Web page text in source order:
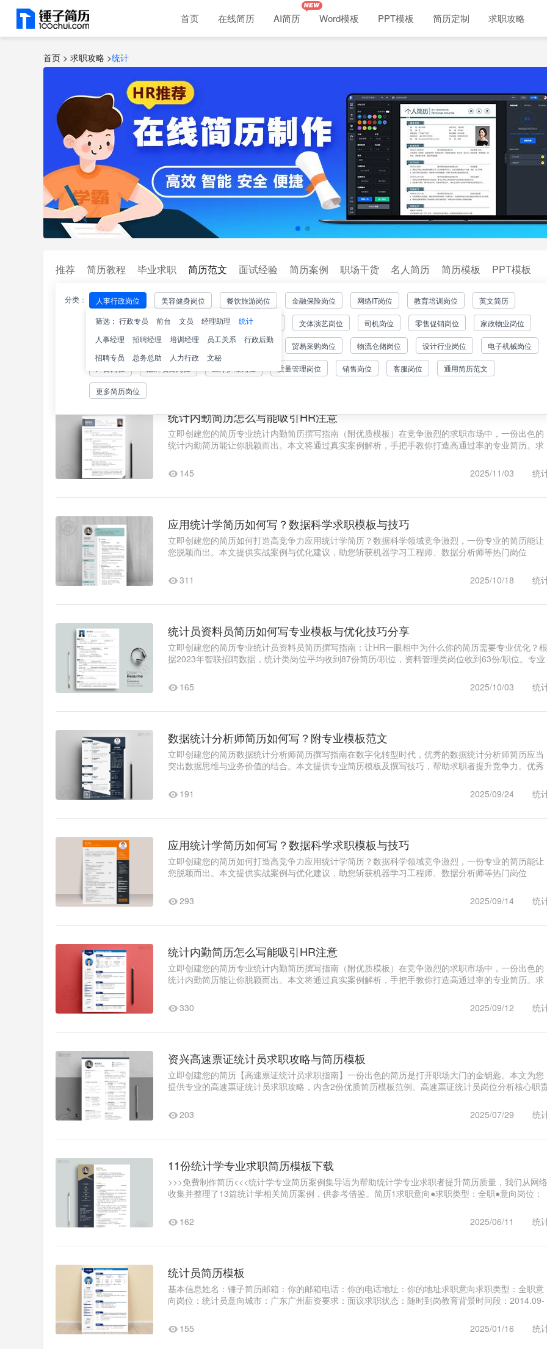
首页 在线简历 AI简历 Word模板 PPT模板 简历定制 求职攻略
首页 > 求职攻略 >统计
推荐 简历教程 毕业求职 简历范文
分类：
人事行政岗位
筛选： 行政专员 前台 文员 经理助理
统计
人事经理
招聘经理 培训经理 员工关系
行政后勤
招聘专员
总务总助 人力行政 文秘
美容健身岗位 餐饮旅游岗位 金融保险岗位 网络IT岗位 教育培训岗位 英文简历
普工技工岗位 市场营销岗位 房地产建筑岗位 文体演艺岗位 司机岗位 零售促销岗位 家政物业岗位
出版传播岗位 财务审计岗位 法律咨询岗位 贸易采购岗位 物流仓储岗位 设计行业岗位 电子机械岗位
质量管理岗位 销售岗位 客服岗位 通用简历范文
更多简历岗位
面试经验 简历案例 职场干货 名人简历 简历模板 PPT模板
数据统计分析师简历如何写？附专业模板范文
立即创建您的简历数据统计分析师简历撰写指南在数字化转型时代，优秀的数据统计分析师简历应当
突出数据思维与业务价值的结合。本文提供专业简历模板及撰写技巧，帮助求职者提升竞争力。优秀
简历的核心要素价值导向：用..1
2025/11/10
统计内勤简历怎么写能吸引HR注意
立即创建您的简历专业统计内勤简历撰写指南（附优质模板）在竞争激烈的求职市场中，一份出色的
统计内勤简历能让你脱颖而出。本文将通过真实案例解析，手把手教你打造高通过率的专业简历。求
统
145 2025/11/03
应用统计学简历如何写？数据科学求职模板与技巧
立即创建您的简历如何打造高竞争力应用统计学简历？数据科学领域竞争激烈，一份专业的简历能让
您脱颖而出。本文提供实战案例与优化建议，助您斩获机器学习工程师、数据分析师等热门岗位
统
311 2025/10/18
统计员资料员简历如何写专业模板与优化技巧分享
立即创建您的简历专业统计员资料员简历撰写指南：让HR一眼相中为什么你的简历需要专业优化？根
据2023年智联招聘数据，统计类岗位平均收到87份简历/职位，资料管理类岗位收到63份/职位。专业
统
165 2025/10/03
数据统计分析师简历如何写？附专业模板范文
立即创建您的简历数据统计分析师简历撰写指南在数字化转型时代，优秀的数据统计分析师简历应当
突出数据思维与业务价值的结合。本文提供专业简历模板及撰写技巧，帮助求职者提升竞争力。优秀
统
191 2025/09/24
应用统计学简历如何写？数据科学求职模板与技巧
立即创建您的简历如何打造高竞争力应用统计学简历？数据科学领域竞争激烈，一份专业的简历能让
您脱颖而出。本文提供实战案例与优化建议，助您斩获机器学习工程师、数据分析师等热门岗位
统
293 2025/09/14
统计内勤简历怎么写能吸引HR注意
立即创建您的简历专业统计内勤简历撰写指南（附优质模板）在竞争激烈的求职市场中，一份出色的
统计内勤简历能让你脱颖而出。本文将通过真实案例解析，手把手教你打造高通过率的专业简历。求
统
330 2025/09/12
资兴高速票证统计员求职攻略与简历模板
立即创建您的简历【高速票证统计员求职指南】一份出色的简历是打开职场大门的金钥匙。本文为您
提供专业的高速票证统计员求职攻略，内含2份优质简历模板范例。高速票证统计员岗位分析核心职
统
203 2025/07/29
11份统计学专业求职简历模板下载
>>>免费制作简历<<<统计学专业简历案例集导语为帮助统计学专业求职者提升简历质量，我们从网络
收集并整理了13篇统计学相关简历案例，供参考借鉴。简历1求职意向●求职类型：全职●意向岗位：
统
162 2025/06/11
统计员简历模板
基本信息姓名：锤子简历邮箱：你的邮箱电话：你的电话地址：你的地址求职意向求职类型：全职意
向岗位：统计员意向城市：广东广州薪资要求：面议求职状态：随时到岗教育背景时间段：2014.09-
统
155 2025/01/16